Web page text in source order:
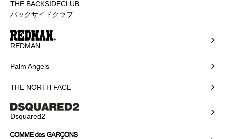
THE BACKSIDECLUB.
バックサイドクラブ
REDMAN.
Palm Angels
THE NORTH FACE
Dsquared2